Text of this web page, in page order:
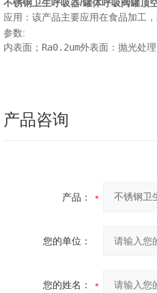
不锈钢卫生呼吸器/罐体呼吸阀罐顶
应用：该产品主要应用在食品加工
参数:
内表面；Ra0.2um外表面：抛光
产品咨询
产品：
您的单位：
您的姓名：